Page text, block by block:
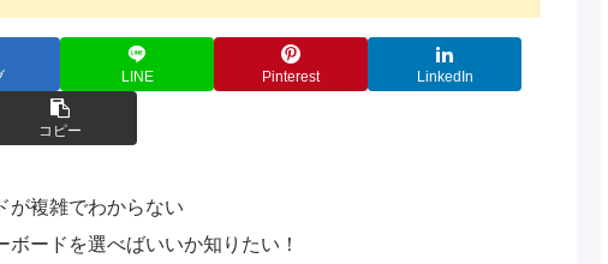
LINE Pinterest LinkedIn
コピー
が複雑でわからない
ードを選べばいいか知りたい！